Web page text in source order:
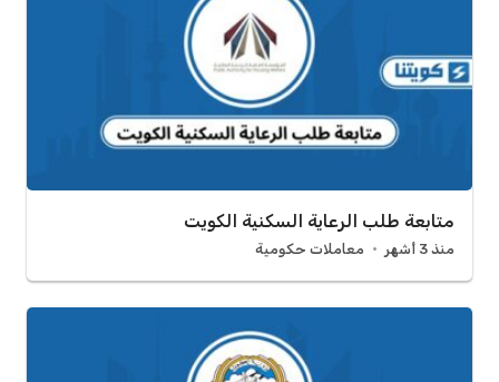
متابعة طلب الرعاية السكنية الكويت
منذ 3 أشهر معاملات حكومية